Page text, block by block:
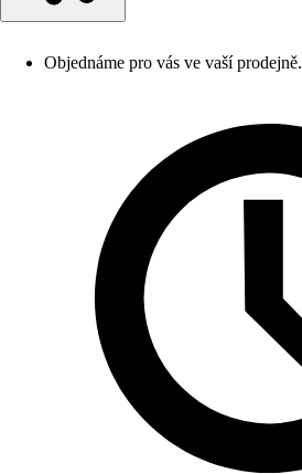
Objednáme pro vás ve vaší prodejně.